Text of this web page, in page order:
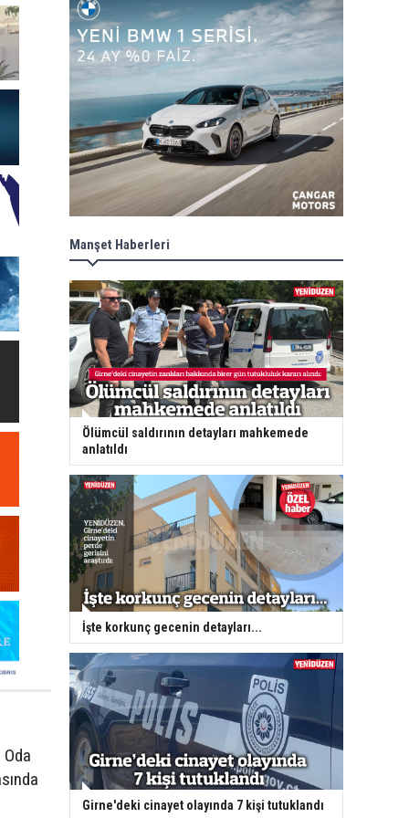
Oda
Manşet Haberleri
Ölümcül saldırının detayları mahkemede
anlatıldı
İşte korkunç gecenin detayları...
Girne'deki cinayet olayında 7 kişi tutuklandı